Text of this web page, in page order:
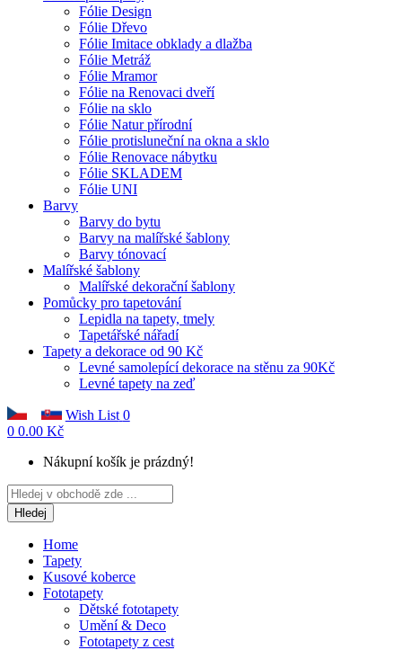
Fólie Design
Fólie Dřevo
Fólie Imitace obklady a dlažba
Fólie Metráž
Fólie Mramor
Fólie na Renovaci dveří
Fólie na sklo
Fólie Natur přírodní
Fólie protisluneční na okna a sklo
Fólie Renovace nábytku
Fólie SKLADEM
Fólie UNI
Barvy
Barvy do bytu
Barvy na malířské šablony
Barvy tónovací
Malířské šablony
Malířské dekorační šablony
Pomůcky pro tapetování
Lepidla na tapety, tmely
Tapetářské nářadí
Tapety a dekorace od 90 Kč
Levné samolepící dekorace na stěnu za 90Kč
Levné tapety na zeď
Wish List 0
0 0.00 Kč
Nákupní košík je prázdný!
Hledej
Home
Tapety
Kusové koberce
Fototapety
Dětské fototapety
Umění & Deco
Fototapety z cest